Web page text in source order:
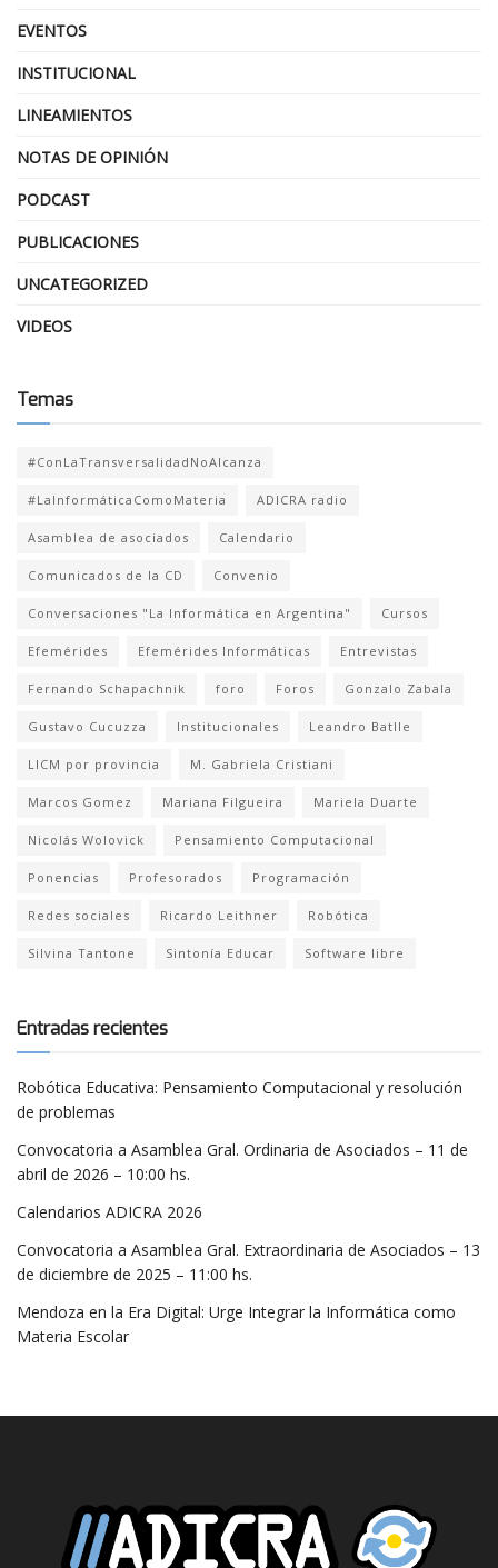
EVENTOS
INSTITUCIONAL
LINEAMIENTOS
NOTAS DE OPINIÓN
PODCAST
PUBLICACIONES
UNCATEGORIZED
VIDEOS
Temas
#ConLaTransversalidadNoAlcanza
#LaInformáticaComoMateria ADICRA radio
Asamblea de asociados Calendario
Comunicados de la CD Convenio
Conversaciones "La Informática en Argentina" Cursos
Efemérides Efemérides Informáticas Entrevistas
Fernando Schapachnik foro Foros Gonzalo Zabala
Gustavo Cucuzza Institucionales Leandro Batlle
LICM por provincia M. Gabriela Cristiani
Marcos Gomez Mariana Filgueira Mariela Duarte
Nicolás Wolovick Pensamiento Computacional
Ponencias Profesorados Programación
Redes sociales Ricardo Leithner Robótica
Silvina Tantone Sintonía Educar Software libre
Entradas recientes
Robótica Educativa: Pensamiento Computacional y resolución
de problemas
Convocatoria a Asamblea Gral. Ordinaria de Asociados – 11 de
abril de 2026 – 10:00 hs.
Calendarios ADICRA 2026
Convocatoria a Asamblea Gral. Extraordinaria de Asociados – 13
de diciembre de 2025 – 11:00 hs.
Mendoza en la Era Digital: Urge Integrar la Informática como
Materia Escolar